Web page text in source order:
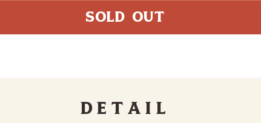
SOLD OUT
Detail